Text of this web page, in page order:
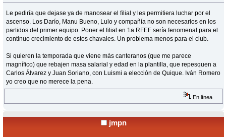
Le pediría que dejase ya de manosear el filial y les permitiera luchar por el
ascenso. Los Darío, Manu Bueno, Lulo y compañía no son necesarios en los
partidos del primer equipo. Poner el filial en 1a RFEF sería fenomenal para el
continuo crecimiento de estos chavales. Un problema menos para el club.
Si quieren la temporada que viene más canteranos (que me parece
magnífico) que rebajen masa salarial y edad en la plantilla, que repesquen a
Carlos Álvarez y Juan Soriano, con Luismi a elección de Quique. Iván Romero
yo creo que no merece la pena.
En línea
jmpn